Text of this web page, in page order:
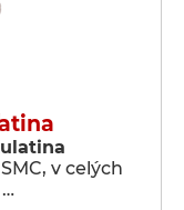
v celých